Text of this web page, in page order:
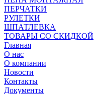
ПЕРЧАТКИ
РУЛЕТКИ
ШПАТЛЕВКА
ТОВАРЫ СО СКИДКОЙ
Главная
О нас
О компании
Новости
Контакты
Документы